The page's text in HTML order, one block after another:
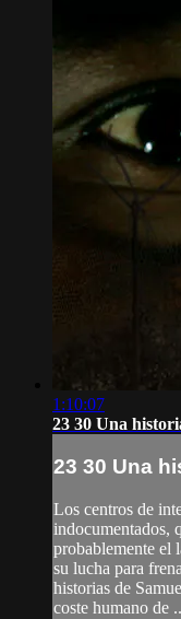
1:10:07
23 30 Una
23 30 Una
Los centros de
indocumentados,
probablemente el
su lucha para
historias de
coste humano de